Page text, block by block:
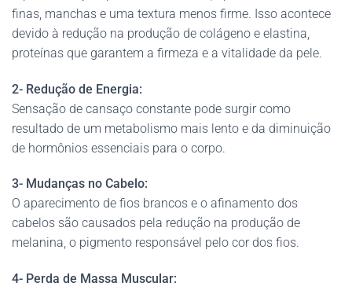
finas, manchas e uma textura menos firme. Isso acontece
devido à redução na produção de colágeno e elastina,
proteínas que garantem a firmeza e a vitalidade da pele.
2- Redução de Energia:
Sensação de cansaço constante pode surgir como
resultado de um metabolismo mais lento e da diminuição
de hormônios essenciais para o corpo.
3- Mudanças no Cabelo:
O aparecimento de fios brancos e o afinamento dos
cabelos são causados ​​pela redução na produção de
melanina, o pigmento responsável pelo cor dos fios.
4- Perda de Massa Muscular: